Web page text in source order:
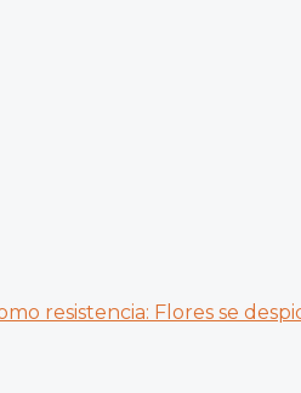
resistencia: Flores se